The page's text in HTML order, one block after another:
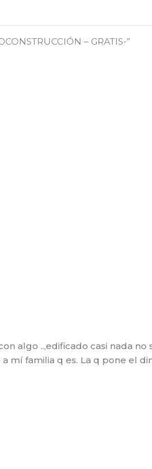
– GRATIS-”
algo ..,edificado casi nada
mí familia q es. La q pone el